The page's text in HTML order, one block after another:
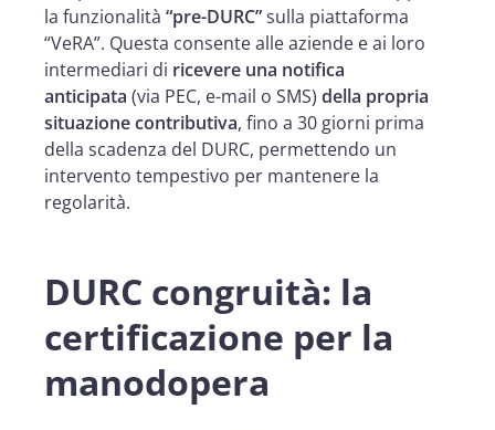
la funzionalità “pre-DURC”sulla piattaforma
“VeRA”. Questa consente alle aziende e ai loro
intermediari di ricevere una notifica
anticipata (via PEC, e-mail o SMS) della propria
situazione contributiva, fino a 30 giorni prima
della scadenza del DURC, permettendo un
intervento tempestivo per mantenere la
regolarità.
DURC congruità: la
certificazione per la
manodopera